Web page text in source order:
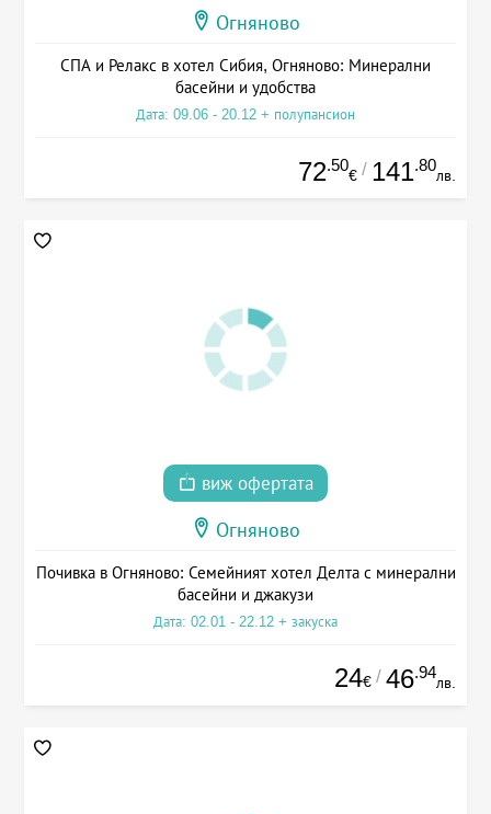
Огняново
СПА и Релакс в хотел Сибия, Огняново: Минерални
басейни и удобства
Дата: 09.06 - 20.12 + полупансион
72.50
€ / 141.80
лв.
виж офертата
Огняново
Почивка в Огняново: Семейният хотел Делта с минерални
басейни и джакузи
Дата: 02.01 - 22.12 + закуска
24€ / 46.94
лв.